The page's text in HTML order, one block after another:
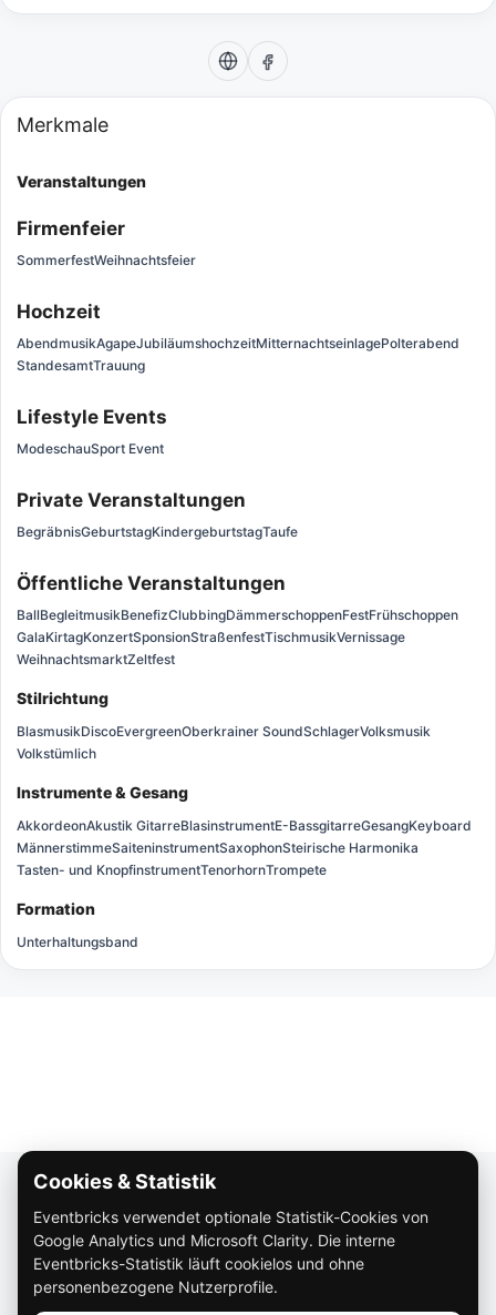
Merkmale
Veranstaltungen
Firmenfeier
SommerfestWeihnachtsfeier
Hochzeit
AbendmusikAgapeJubiläumshochzeitMitternachtseinlagePolterabend
StandesamtTrauung
Lifestyle Events
ModeschauSport Event
Private Veranstaltungen
BegräbnisGeburtstagKindergeburtstagTaufe
Öffentliche Veranstaltungen
BallBegleitmusikBenefizClubbingDämmerschoppenFestFrühschoppen
GalaKirtagKonzertSponsionStraßenfestTischmusikVernissage
WeihnachtsmarktZeltfest
Stilrichtung
BlasmusikDiscoEvergreenOberkrainer SoundSchlagerVolksmusik
Volkstümlich
Instrumente & Gesang
AkkordeonAkustik GitarreBlasinstrumentE-BassgitarreGesangKeyboard
MännerstimmeSaiteninstrumentSaxophonSteirische Harmonika
Tasten- und KnopfinstrumentTenorhornTrompete
Formation
Unterhaltungsband
Über Eventbricks
So funktioniert Eventbricks
Impressum
Datenschutz
Cookies & Statistik
Eventbricks verwendet optionale Statistik-Cookies von
Google Analytics und Microsoft Clarity. Die interne
Eventbricks-Statistik läuft cookielos und ohne
personenbezogene Nutzerprofile.